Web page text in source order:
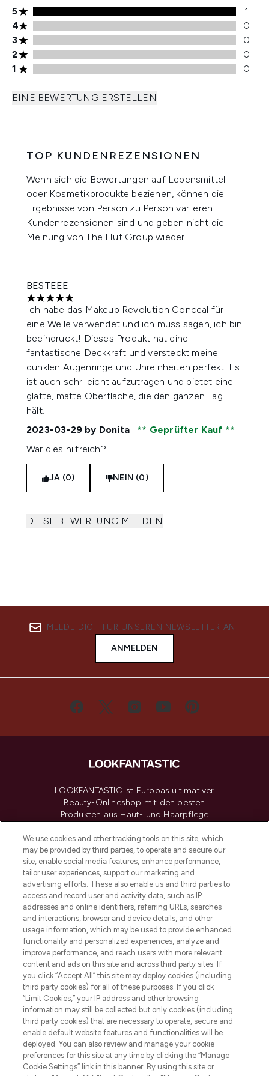
5 stars rating 1 reviews
5
1
4 stars rating 0 reviews
4
0
3 stars rating 0 reviews
3
0
2 stars rating 0 reviews
2
0
1 stars rating 0 reviews
1 0
EINE BEWERTUNG ERSTELLEN
TOP KUNDENREZENSIONEN
Wenn sich die Bewertungen auf Lebensmittel
oder Kosmetikprodukte beziehen, können die
Ergebnisse von Person zu Person variieren.
Kundenrezensionen sind und geben nicht die
Meinung von The Hut Group wieder.
BESTEEE
5 stars out of a maximum of 5
Ich habe das Makeup Revolution Conceal für
eine Weile verwendet und ich muss sagen, ich bin
beeindruckt! Dieses Produkt hat eine
fantastische Deckkraft und versteckt meine
dunklen Augenringe und Unreinheiten perfekt. Es
ist auch sehr leicht aufzutragen und bietet eine
glatte, matte Oberfläche, die den ganzen Tag
hält.
2023-03-29 by Donita
Geprüfter Kauf
War dies hilfreich?
JA (0) NEIN (0)
DIESE BEWERTUNG MELDEN
MELDE DICH FÜR UNSEREN NEWSLETTER AN
ANMELDEN
LOOKFANTASTIC ist Europas ultimativer
Beauty-Onlineshop mit den besten
Produkten aus Haut- und Haarpflege
renommierten Marken. Shoppe online
oder über die App mit kostenloser
Lieferung ab einem Einkaufswert von 30€.
Cookie-Einwilligung
Do Not Sell or Share My Personal
Information
HILFE & INFORMATION
IMPRESSUM
ÜBER LOOKFANTASTIC
COVID-19
We use cookies and other tracking tools on this site, which
may be provided by third parties, to operate and secure our
site, enable social media features, enhance performance,
tailor user experiences, support our marketing and
advertising efforts. These also enable us and third parties to
access and record user and activity data, such as IP
addresses and online identifiers, referring URLs, searches
and interactions, browser and device details, and other
usage information, which may be used to provide enhanced
functionality and personalized experiences, analyze and
improve performance, and reach users with more relevant
content and ads on this site and across third party sites. If
you click “Accept All” this site may deploy cookies (including
third party cookies) for all of these purposes. If you click
“Limit Cookies,” your IP address and other browsing
information may still be collected but only cookies (including
third party cookies) that are necessary to operate, secure and
enable default website features and functionalities will be
deployed. You can also review and manage your cookie
preferences for this site at any time by clicking the “Manage
Cookie Settings” link in this banner. By using this site or